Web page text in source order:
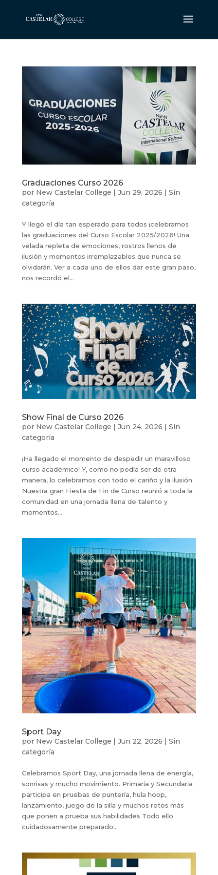
Graduaciones Curso 2026
por New Castelar College | Jun 29, 2026 | Sin
categoría
Y llegó el día tan esperado para todos ¡celebramos
las graduaciones del Curso Escolar 2025/2026! Una
velada repleta de emociones, rostros llenos de
ilusión y momentos irremplazables que nunca se
olvidarán. Ver a cada uno de ellos dar este gran paso,
nos recordó el...
Show Final de Curso 2026
por New Castelar College Jun 24, 2026
Sin
categoría
¡Ha llegado el momento de despedir un maravilloso
curso académico! Y, como no podía ser de otra
manera, lo celebramos con todo el cariño y la ilusión.
Nuestra gran Fiesta de Fin de Curso reunió a toda la
comunidad en una jornada llena de talento y
momentos...
Sport Day
por New Castelar College | Jun 22, 2026 | Sin
categoría
Celebramos Sport Day, una jornada llena de energía,
sonrisas y mucho movimiento. Primaria y Secundaria
participa en pruebas de puntería, hula hoop,
lanzamiento, juego de la silla y muchos retos más
que ponen a prueba sus habilidades Todo ello
cuidadosamente preparado...